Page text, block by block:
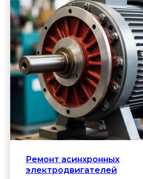
Ремонт асинхронных
электродвигателей
Когда нуженремонт
электродвигателей